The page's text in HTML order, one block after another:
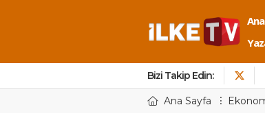
Bizi Takip Edin:
Ana Sayfa